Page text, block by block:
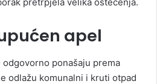
pretrpjela velika oštećenja.
apel
odgovorno ponašaju prema
odlažu komunalni i kruti otpad